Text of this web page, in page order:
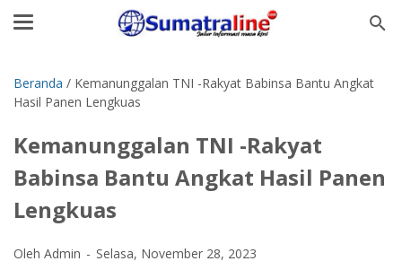
Beranda / Kemanunggalan TNI -Rakyat Babinsa Bantu Angkat
Hasil Panen Lengkuas
Kemanunggalan TNI -Rakyat
Babinsa Bantu Angkat Hasil Panen
Lengkuas
Oleh Admin Selasa, November 28, 2023